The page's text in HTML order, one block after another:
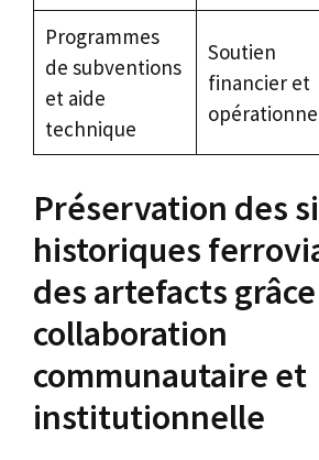
Programmes
de subventions
et aide
technique
Soutien
financier et
Préservation des
historiques
des artefacts grâce
collaboration
communautaire et
institutionnelle